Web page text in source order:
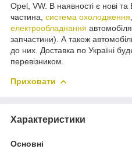
Opel, VW. В наявності є нові
частина, система охолодження
електрообладнання
запчастини). А також
до них. Доставка по Україні
перевізником.
Приховати
Характеристики
Основні